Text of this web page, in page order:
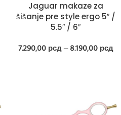
Jaguar makaze za
šišanje pre style ergo 5″ /
5.5″ / 6″
7.290,00 рсд – 8.190,00 рсд